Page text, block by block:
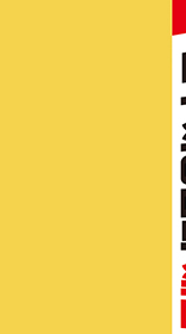
험 가입하고 세금 줄이
진비(접대비)로 세금
소급 공제 : 작년에 낸
손금 : 재작년이 손해
조사? 가산세? 알면
고 빨리 해서 가산세
수 사장님의 세금 줄이